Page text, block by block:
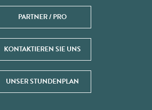
PARTNER / PRO
KONTAKTIEREN SIE UNS
UNSER STUNDENPLAN